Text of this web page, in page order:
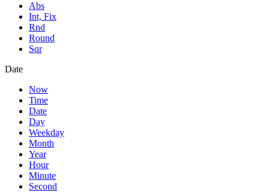
Abs
Int, Fix
Rnd
Round
Sqr
Date
Now
Time
Date
Day
Weekday
Month
Year
Hour
Minute
Second